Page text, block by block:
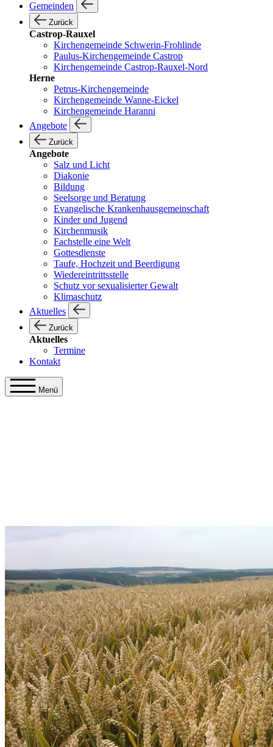
Gemeinden
Zurück
Castrop-Rauxel
Kirchengemeinde Schwerin-Frohlinde
Paulus-Kirchengemeinde Castrop
Kirchengemeinde Castrop-Rauxel-Nord
Herne
Petrus-Kirchengemeinde
Kirchengemeinde Wanne-Eickel
Kirchengemeinde Haranni
Angebote
Zurück
Angebote
Salz und Licht
Diakonie
Bildung
Seelsorge und Beratung
Evangelische Krankenhausgemeinschaft
Kinder und Jugend
Kirchenmusik
Fachstelle eine Welt
Gottesdienste
Taufe, Hochzeit und Beerdigung
Wiedereintrittsstelle
Schutz vor sexualisierter Gewalt
Klimaschutz
Aktuelles
Zurück
Aktuelles
Termine
Kontakt
Menü